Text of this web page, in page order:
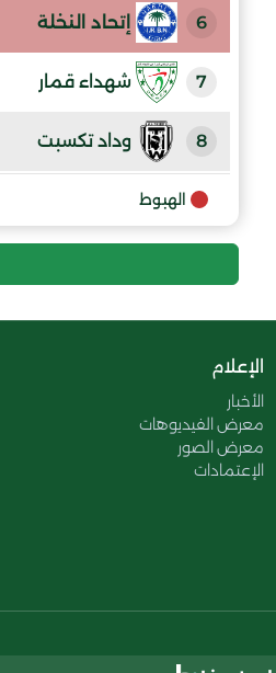
6 إتحاد النخلة
7 شهداء قمار
8 وداد تكسبت
9 الهبوط
الإعلام
الأخبار
معرض الفيديوهات
معرض الصور
الإعتمادات